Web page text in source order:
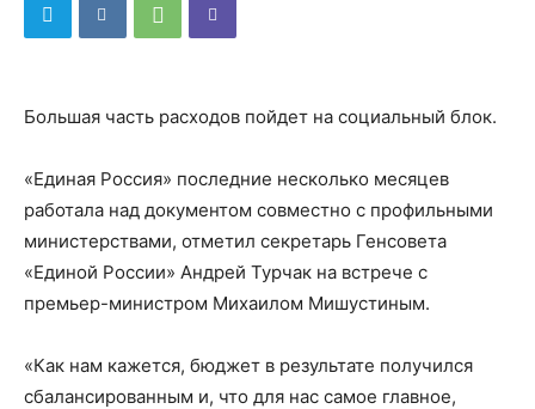
Большая часть расходов пойдет на социальный блок.
«Единая Россия» последние несколько месяцев
работала над документом совместно с профильными
министерствами, отметил секретарь Генсовета
«Единой России» Андрей Турчак на встрече с
премьер-министром Михаилом Мишустиным.
«Как нам кажется, бюджет в результате получился
сбалансированным и, что для нас самое главное,